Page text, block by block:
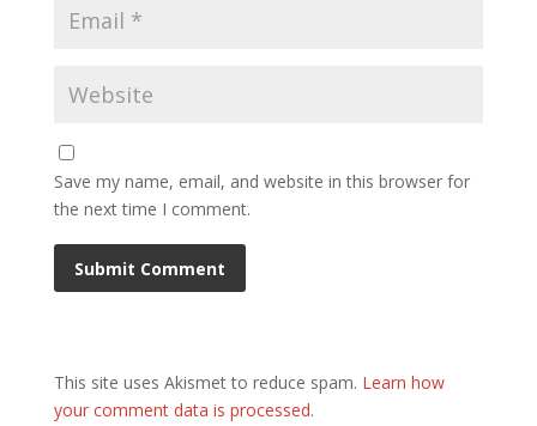
Save my name, email, and website in this browser for
the next time I comment.
This site uses Akismet to reduce spam. Learn how
your comment data is processed.